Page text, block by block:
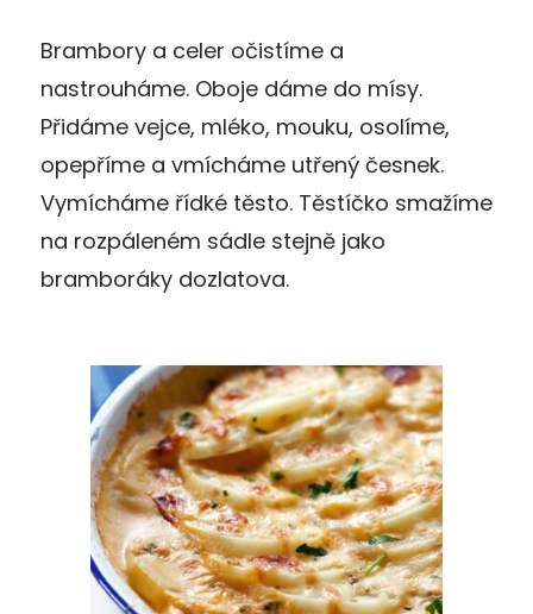
Brambory a celer očistíme a
nastrouháme. Oboje dáme do mísy.
Přidáme vejce, mléko, mouku, osolíme,
opepříme a vmícháme utřený česnek.
Vymícháme řídké těsto. Těstíčko smažíme
na rozpáleném sádle stejně jako
bramboráky dozlatova.